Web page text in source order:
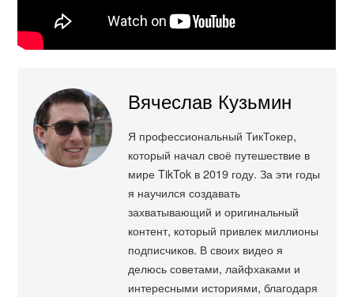
Вячеслав Кузьмин
Я профессиональный ТикТокер,
который начал своё путешествие в
мире TikTok в 2019 году. За эти годы
я научился создавать
захватывающий и оригинальный
контент, который привлек миллионы
подписчиков. В своих видео я
делюсь советами, лайфхаками и
интересными историями, благодаря